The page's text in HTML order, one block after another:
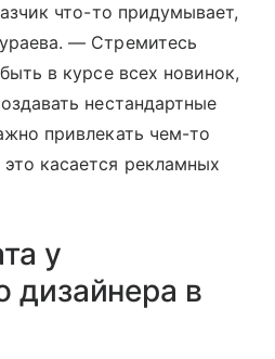
что-то придумывает,
— Стремитесь
в курсе всех новинок,
нестандартные
привлекать чем-то
касается рекламных
у
дизайнера в